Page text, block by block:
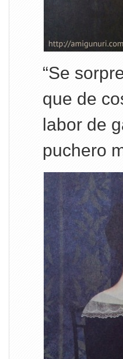
“Se
que de
labor de
puchero